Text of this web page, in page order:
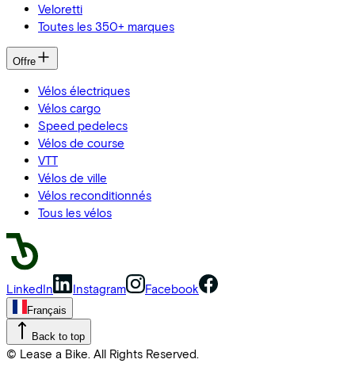
Veloretti
Toutes les 350+ marques
Offre
Vélos électriques
Vélos cargo
Speed pedelecs
Vélos de course
VTT
Vélos de ville
Vélos reconditionnés
Tous les vélos
LinkedIn Instagram Facebook
Français
Back to top
© Lease a Bike. All Rights Reserved.